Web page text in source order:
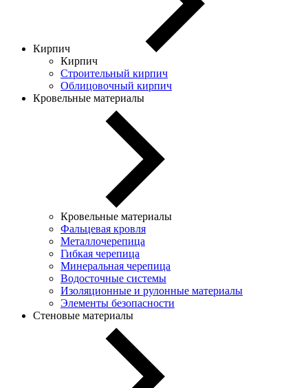
Кирпич
Кирпич
Строительный кирпич
Облицовочный кирпич
Кровельные материалы
Кровельные материалы
Фальцевая кровля
Металлочерепица
Гибкая черепица
Минеральная черепица
Водосточные системы
Изоляционные и рулонные материалы
Элементы безопасности
Стеновые материалы